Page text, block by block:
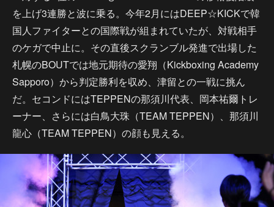
を上げ3連勝と波に乗る。今年2月にはDEEP☆KICKで韓
国人ファイターとの国際戦が組まれていたが、対戦相手
のケガで中止に。その直後スクランブル発進で出場した
札幌のBOUTでは地元期待の愛翔（Kickboxing Academy
Sapporo）から判定勝利を収め、津留との一戦に挑ん
だ。セコンドにはTEPPENの那須川代表、岡本祐爾トレ
ーナー、さらには白鳥大珠（TEAM TEPPEN）、那須川
龍心（TEAM TEPPEN）の顔も見える。